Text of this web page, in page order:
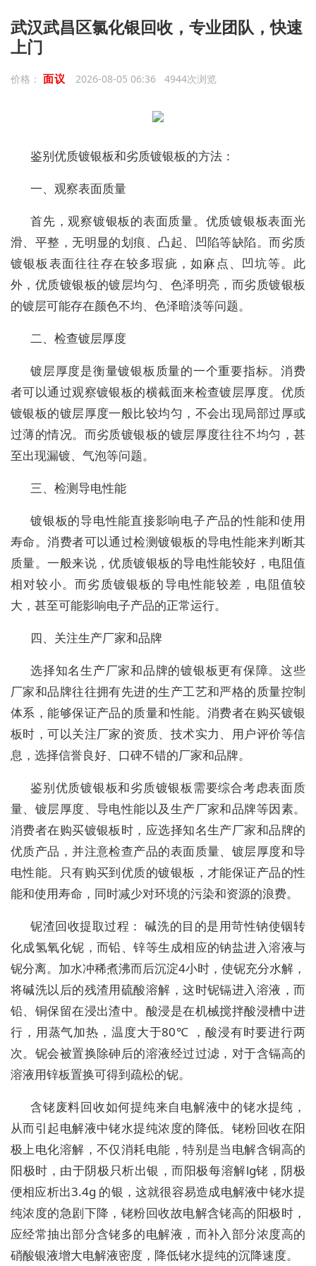
武汉武昌区氯化银回收，专业团队，快速
上门
价格： 面议 2026-08-05 06:36 4944次浏览
鉴别优质镀银板和劣质镀银板的方法：
一、观察表面质量
首先，观察镀银板的表面质量。优质镀银板表面光
滑、平整，无明显的划痕、凸起、凹陷等缺陷。而劣质
镀银板表面往往存在较多瑕疵，如麻点、凹坑等。此
外，优质镀银板的镀层均匀、色泽明亮，而劣质镀银板
的镀层可能存在颜色不均、色泽暗淡等问题。
二、检查镀层厚度
镀层厚度是衡量镀银板质量的一个重要指标。消费
者可以通过观察镀银板的横截面来检查镀层厚度。优质
镀银板的镀层厚度一般比较均匀，不会出现局部过厚或
过薄的情况。而劣质镀银板的镀层厚度往往不均匀，甚
至出现漏镀、气泡等问题。
三、检测导电性能
镀银板的导电性能直接影响电子产品的性能和使用
寿命。消费者可以通过检测镀银板的导电性能来判断其
质量。一般来说，优质镀银板的导电性能较好，电阻值
相对较小。而劣质镀银板的导电性能较差，电阻值较
大，甚至可能影响电子产品的正常运行。
四、关注生产厂家和品牌
选择知名生产厂家和品牌的镀银板更有保障。这些
厂家和品牌往往拥有先进的生产工艺和严格的质量控制
体系，能够保证产品的质量和性能。消费者在购买镀银
板时，可以关注厂家的资质、技术实力、用户评价等信
息，选择信誉良好、口碑不错的厂家和品牌。
鉴别优质镀银板和劣质镀银板需要综合考虑表面质
量、镀层厚度、导电性能以及生产厂家和品牌等因素。
消费者在购买镀银板时，应选择知名生产厂家和品牌的
优质产品，并注意检查产品的表面质量、镀层厚度和导
电性能。只有购买到优质的镀银板，才能保证产品的性
能和使用寿命，同时减少对环境的污染和资源的浪费。
铌渣回收提取过程： 碱洗的目的是用苛性钠使铟转
化成氢氧化铌，而铅、锌等生成相应的钠盐进入溶液与
铌分离。加水冲稀煮沸而后沉淀4小时，使铌充分水解，
将碱洗以后的残渣用硫酸溶解，这时铌镉进入溶液，而
铅、铜保留在浸出渣中。酸浸是在机械搅拌酸浸槽中进
行，用蒸气加热，温度大于80℃ ，酸浸有时要进行两
次。铌会被置换除砷后的溶液经过过滤，对于含镉高的
溶液用锌板置换可得到疏松的铌。
含铑废料回收如何提纯来自电解液中的铑水提纯，
从而引起电解液中铑水提纯浓度的降低。铑粉回收在阳
极上电化溶解，不仅消耗电能，特别是当电解含铜高的
阳极时，由于阴极只析出银，而阳极每溶解lg铑，阴极
便相应析出3.4g 的银，这就很容易造成电解液中铑水提
纯浓度的急剧下降，铑粉回收故电解含铑高的阳极时，
应经常抽出部分含铑多的电解液，而补入部分浓度高的
硝酸银液增大电解液密度，降低铑水提纯的沉降速度。